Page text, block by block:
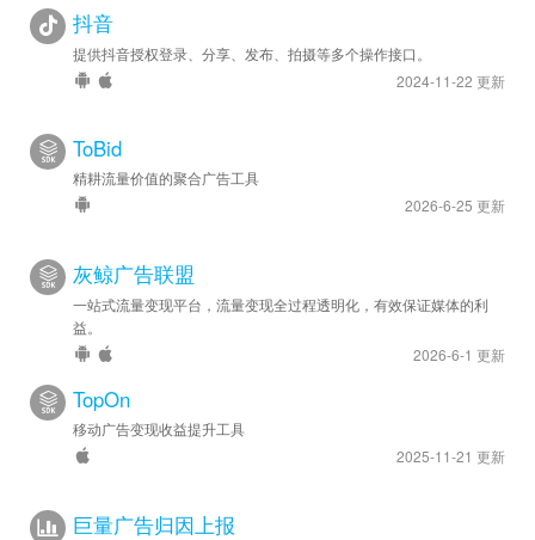
抖音
提供抖音授权登录、分享、发布、拍摄等多个操作接口。
2024-11-22 更新
ToBid
精耕流量价值的聚合广告工具
2026-6-25 更新
灰鲸广告联盟
一站式流量变现平台，流量变现全过程透明化，有效保证媒体的利
益。
2026-6-1 更新
TopOn
移动广告变现收益提升工具
2025-11-21 更新
巨量广告归因上报